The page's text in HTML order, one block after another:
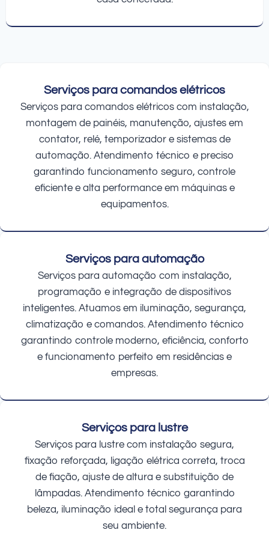
Serviços para comandos elétricos
Serviços para comandos elétricos com instalação,
montagem de painéis, manutenção, ajustes em
contator, relé, temporizador e sistemas de
automação. Atendimento técnico e preciso
garantindo funcionamento seguro, controle
eficiente e alta performance em máquinas e
equipamentos.
Serviços para automação
Serviços para automação com instalação,
programação e integração de dispositivos
inteligentes. Atuamos em iluminação, segurança,
climatização e comandos. Atendimento técnico
garantindo controle moderno, eficiência, conforto
e funcionamento perfeito em residências e
empresas.
Serviços para lustre
Serviços para lustre com instalação segura,
fixação reforçada, ligação elétrica correta, troca
de fiação, ajuste de altura e substituição de
lâmpadas. Atendimento técnico garantindo
beleza, iluminação ideal e total segurança para
seu ambiente.